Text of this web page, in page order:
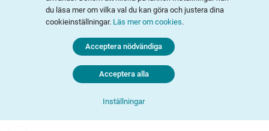
du läsa mer om vilka val du kan göra och justera dina
cookieinställningar. Läs mer om cookies.
Inställningar
Acceptera nödvändiga
Acceptera alla